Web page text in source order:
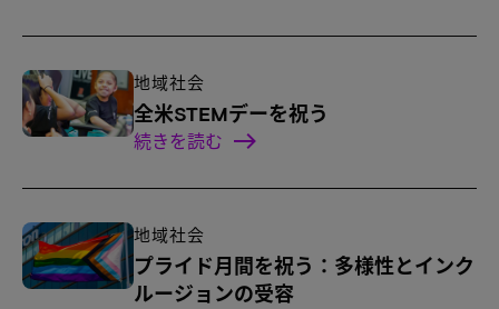
地域社会
全米STEMデーを祝う
続きを読む
地域社会
プライド月間を祝う：多様性とインク
ルージョンの受容